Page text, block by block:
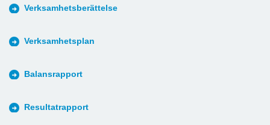
Verksamhetsberättelse
Verksamhetsplan
Balansrapport
Resultatrapport